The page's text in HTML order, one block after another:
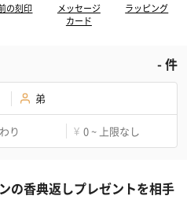
の刻印
メッセージ
カード
ラッピング
-件
弟
り ¥ 0 ~ 上限なし
の香典返しプレゼントを相手